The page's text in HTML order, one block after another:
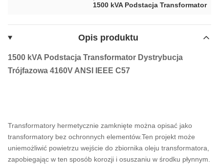
1500 kVA Podstacja Transformator
Opis produktu
1500 kVA Podstacja Transformator Dystrybucja
Trójfazowa 4160V ANSI IEEE C57
Transformatory hermetycznie zamknięte można opisać jako
transformatory bez ochronnych elementów.Ten projekt może
uniemożliwić powietrzu wejście do zbiornika oleju transformatora,
zapobiegając w ten sposób korozji i osuszaniu w środku płynnym.